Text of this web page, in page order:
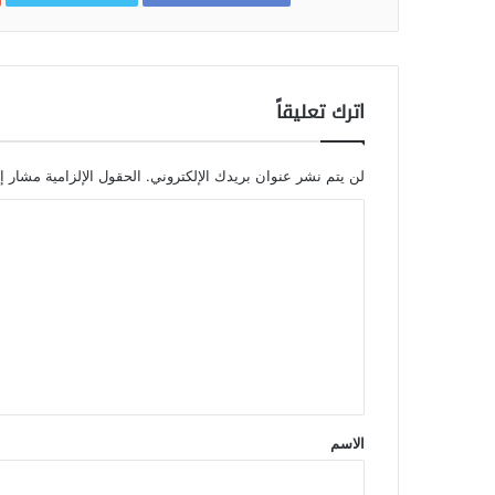
اترك تعليقاً
لن يتم نشر عنوان بريدك الإلكتروني. الحقول الإلزامية مشار
الاسم